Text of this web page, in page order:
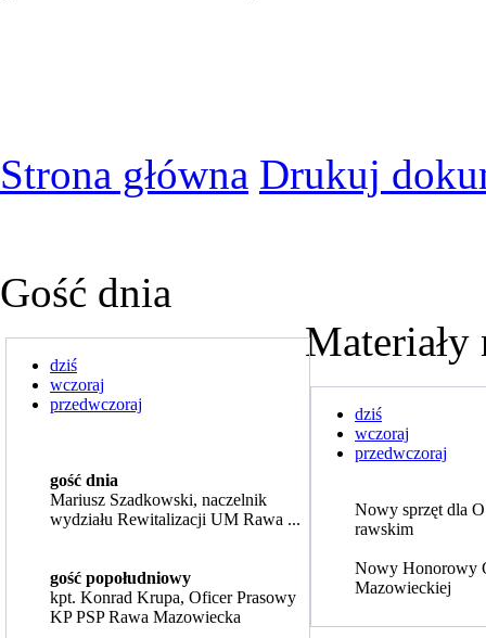
Strona główna Drukuj
Gość dnia
dziś
wczoraj
przedwczoraj
gość dnia
Mariusz Szadkowski, naczelnik
wydziału Rewitalizacji UM Rawa ...
gość popołudniowy
kpt. Konrad Krupa, Oficer Prasowy
KP PSP Rawa Mazowiecka
Materiały
dziś
wczoraj
przedwczoraj
Nowy sprzęt dla
rawskim
Nowy Honorowy
Mazowieckiej